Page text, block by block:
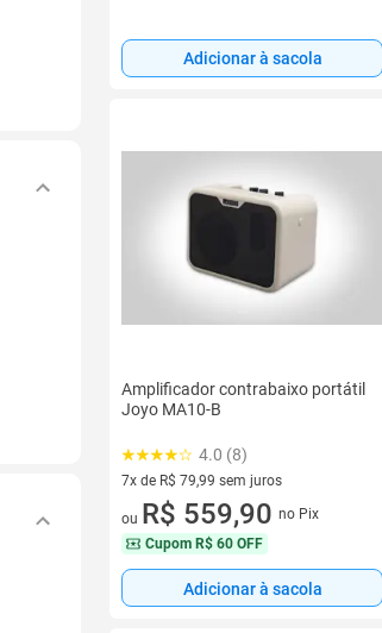
Adicionar à sacola
Amplificador contrabaixo portátil
Joyo MA10-B
4.0 (8)
7x de R$ 79,99 sem juros
7 vez de R$ 79,99 sem juros
ou R$ 559,90 no Pix
Cupom R$ 60 OFF
Adicionar à sacola